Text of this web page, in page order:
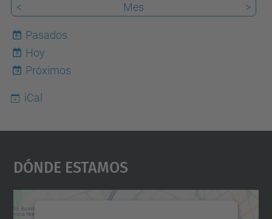
<
Mes >
Pasados
6
Hoy
Próximos
iCal
Dónde Estamos